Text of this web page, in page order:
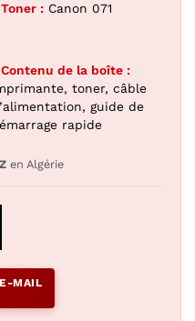
: Canon 071
Contenu de la boîte :
toner, câble
guide de
rapide
en Algérie
MAIL